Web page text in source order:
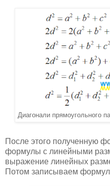
Диагонали прямоугольного
После этого полученную
формулы с линейными
выражение линейных
Потом записываем